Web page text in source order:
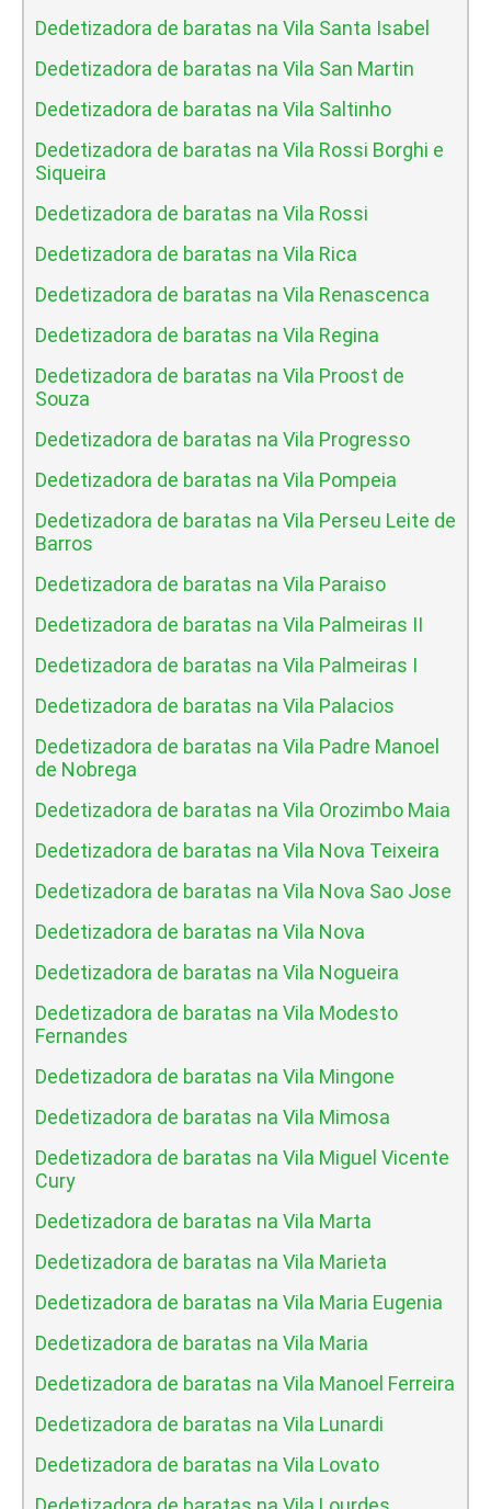
Dedetizadora de baratas na Vila Santa Isabel
Dedetizadora de baratas na Vila San Martin
Dedetizadora de baratas na Vila Saltinho
Dedetizadora de baratas na Vila Rossi Borghi e
Siqueira
Dedetizadora de baratas na Vila Rossi
Dedetizadora de baratas na Vila Rica
Dedetizadora de baratas na Vila Renascenca
Dedetizadora de baratas na Vila Regina
Dedetizadora de baratas na Vila Proost de
Souza
Dedetizadora de baratas na Vila Progresso
Dedetizadora de baratas na Vila Pompeia
Dedetizadora de baratas na Vila Perseu Leite de
Barros
Dedetizadora de baratas na Vila Paraiso
Dedetizadora de baratas na Vila Palmeiras II
Dedetizadora de baratas na Vila Palmeiras I
Dedetizadora de baratas na Vila Palacios
Dedetizadora de baratas na Vila Padre Manoel
de Nobrega
Dedetizadora de baratas na Vila Orozimbo Maia
Dedetizadora de baratas na Vila Nova Teixeira
Dedetizadora de baratas na Vila Nova Sao Jose
Dedetizadora de baratas na Vila Nova
Dedetizadora de baratas na Vila Nogueira
Dedetizadora de baratas na Vila Modesto
Fernandes
Dedetizadora de baratas na Vila Mingone
Dedetizadora de baratas na Vila Mimosa
Dedetizadora de baratas na Vila Miguel Vicente
Cury
Dedetizadora de baratas na Vila Marta
Dedetizadora de baratas na Vila Marieta
Dedetizadora de baratas na Vila Maria Eugenia
Dedetizadora de baratas na Vila Maria
Dedetizadora de baratas na Vila Manoel Ferreira
Dedetizadora de baratas na Vila Lunardi
Dedetizadora de baratas na Vila Lovato